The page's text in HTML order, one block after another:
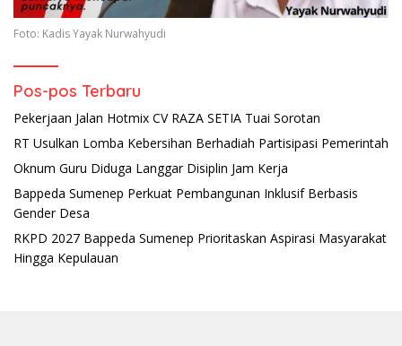
Foto: Kadis Yayak Nurwahyudi
Pos-pos Terbaru
Pekerjaan Jalan Hotmix CV RAZA SETIA Tuai Sorotan
RT Usulkan Lomba Kebersihan Berhadiah Partisipasi Pemerintah
Oknum Guru Diduga Langgar Disiplin Jam Kerja
Bappeda Sumenep Perkuat Pembangunan Inklusif Berbasis
Gender Desa
RKPD 2027 Bappeda Sumenep Prioritaskan Aspirasi Masyarakat
Hingga Kepulauan